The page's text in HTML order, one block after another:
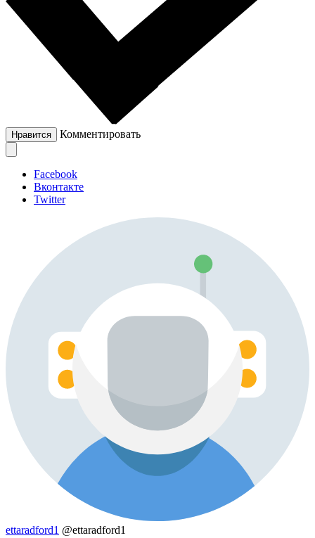
Нравится Комментировать
Facebook
Вконтакте
Twitter
ettaradford1 @ettaradford1